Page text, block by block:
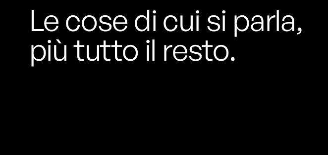
Le cose di cui si parla,
più tutto il resto.